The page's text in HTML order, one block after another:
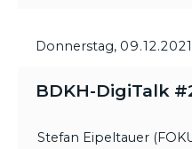
Donnerstag, 09.12.2021
BDKH-DigiTalk
Stefan Eipeltauer